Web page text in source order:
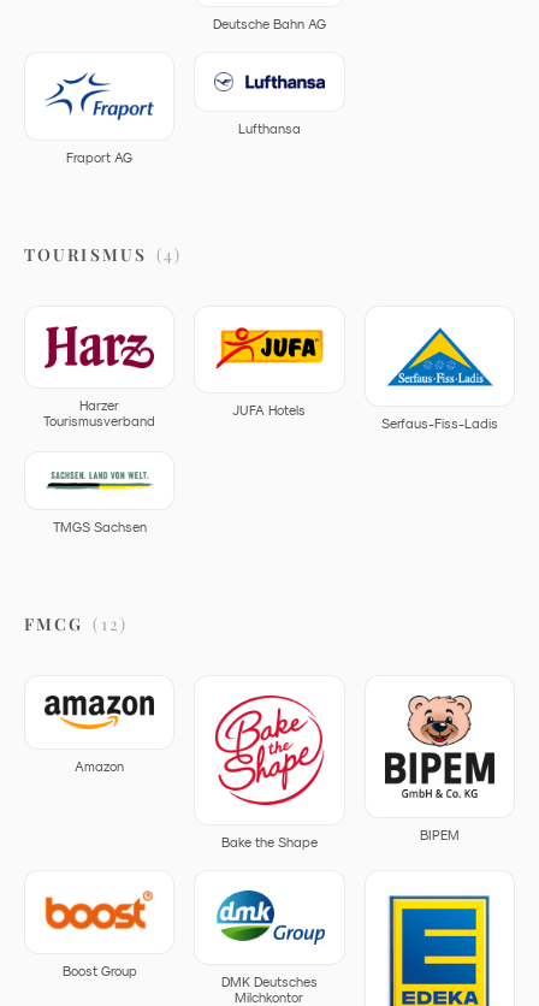
Deutsche Bahn AG
Fraport AG
Lufthansa
TOURISMUS (4)
Harzer
Tourismusverband
JUFA Hotels
Serfaus-Fiss-Ladis
TMGS Sachsen
FMCG ( 12)
Amazon
Bake the Shape
BIPEM
Boost Group
DMK Deutsches
Milchkontor